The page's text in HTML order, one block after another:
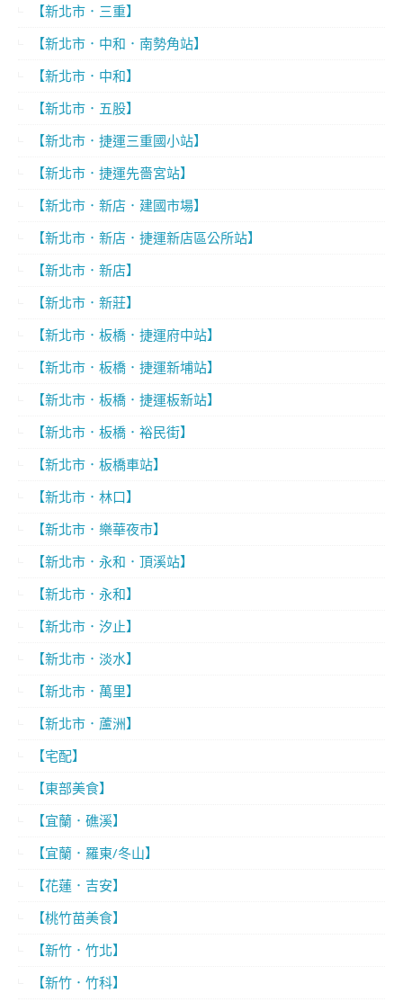
【新北市．三重】
【新北市．中和．南勢角站】
【新北市．中和】
【新北市．五股】
【新北市．捷運三重國小站】
【新北市．捷運先嗇宮站】
【新北市．新店．建國市場】
【新北市．新店．捷運新店區公所站】
【新北市．新店】
【新北市．新莊】
【新北市．板橋．捷運府中站】
【新北市．板橋．捷運新埔站】
【新北市．板橋．捷運板新站】
【新北市．板橋．裕民街】
【新北市．板橋車站】
【新北市．林口】
【新北市．樂華夜市】
【新北市．永和．頂溪站】
【新北市．永和】
【新北市．汐止】
【新北市．淡水】
【新北市．萬里】
【新北市．蘆洲】
【宅配】
【東部美食】
【宜蘭．礁溪】
【宜蘭．羅東/冬山】
【花蓮．吉安】
【桃竹苗美食】
【新竹．竹北】
【新竹．竹科】